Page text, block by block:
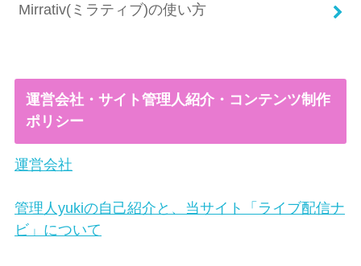
Mirrativ(ミラティブ)の使い方
運営会社・サイト管理人紹介・コンテンツ制作
ポリシー
運営会社
管理人yukiの自己紹介と、当サイト「ライブ配信ナ
ビ」について